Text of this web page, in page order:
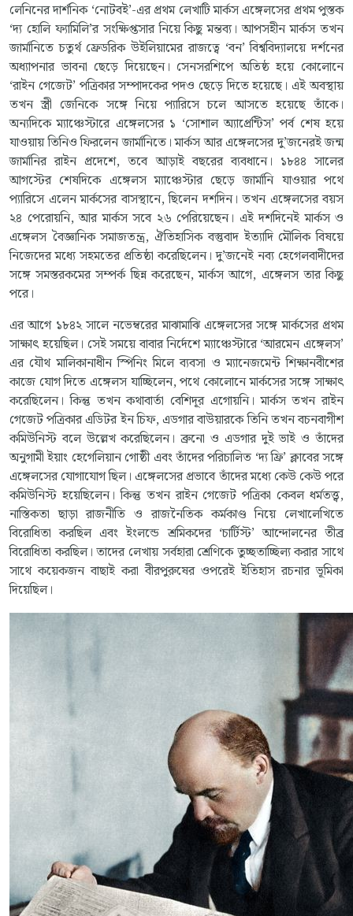
লেনিনের দার্শনিক ‘নোটবই’-এর প্রথম লেখাটি মার্কস এঙ্গেলসের প্রথম পুস্তক
‘দ্য হোলি ফ্যামিলি’র সংক্ষিপ্তসার নিয়ে কিছু মন্তব্য। আপসহীন মার্কস তখন
জার্মানিতে চতুর্থ ফ্রেডরিক উইলিয়ামের রাজত্বে ‘বন’ বিশ্ববিদ্যালয়ে দর্শনের
অধ্যাপনার ভাবনা ছেড়ে দিয়েছেন। সেনসরশিপে অতিষ্ঠ হয়ে কোলোনে
‘রাইন গেজেট’ পত্রিকার সম্পাদকের পদও ছেড়ে দিতে হয়েছে। এই অবস্থায়
তখন স্ত্রী জেনিকে সঙ্গে নিয়ে প্যারিসে চলে আসতে হয়েছে তাঁকে।
অন্যদিকে ম্যাঞ্চেস্টারে এঙ্গেলসের ১ ‘সোশাল অ্যাপ্রেন্টিস’ পর্ব শেষ হয়ে
যাওয়ায় তিনিও ফিরলেন জার্মানিতে। মার্কস আর এঙ্গেলসের দু’জনেরই জন্ম
জার্মানির রাইন প্রদেশে, তবে আড়াই বছরের ব্যবধানে। ১৮৪৪ সালের
আগস্টের শেষদিকে এঙ্গেলস ম্যাঞ্চেস্টার ছেড়ে জার্মানি যাওয়ার পথে
প্যারিসে এলেন মার্কসের বাসস্থানে, ছিলেন দশদিন। তখন এঙ্গেলসের বয়স
২৪ পেরোয়নি, আর মার্কস সবে ২৬ পেরিয়েছেন। এই দশদিনেই মার্কস ও
এঙ্গেলস বৈজ্ঞানিক সমাজতন্ত্র, ঐতিহাসিক বস্তুবাদ ইত্যাদি মৌলিক বিষয়ে
নিজেদের মধ্যে সহমতের প্রতিষ্ঠা করেছিলেন। দু’জনেই নব্য হেগেলবাদীদের
সঙ্গে সমস্তরকমের সম্পর্ক ছিন্ন করেছেন, মার্কস আগে, এঙ্গেলস তার কিছু
পরে।
এর আগে ১৮৪২ সালে নভেম্বরের মাঝামাঝি এঙ্গেলসের সঙ্গে মার্কসের প্রথম
সাক্ষাৎ হয়েছিল। সেই সময়ে বাবার নির্দেশে ম্যাঞ্চেস্টারে ‘আরমেন এঙ্গেলস’
এর যৌথ মালিকানাধীন স্পিনিং মিলে ব্যবসা ও ম্যানেজমেন্ট শিক্ষানবীশের
কাজে যোগ দিতে এঙ্গেলস যাচ্ছিলেন, পথে কোলোনে মার্কসের সঙ্গে সাক্ষাৎ
করেছিলেন। কিন্তু তখন কথাবার্তা বেশিদূর এগোয়নি। মার্কস তখন রাইন
গেজেট পত্রিকার এডিটর ইন চিফ, এডগার বাউয়ারকে তিনি তখন বচনবাগীশ
কমিউনিস্ট বলে উল্লেখ করেছিলেন। ব্রুনো ও এডগার দুই ভাই ও তাঁদের
অনুগামী ইয়াং হেগেলিয়ান গোষ্ঠী এবং তাঁদের পরিচালিত ‘দ্য ফ্রি’ ক্লাবের সঙ্গে
এঙ্গেলসের যোগাযোগ ছিল। এঙ্গেলসের প্রভাবে তাঁদের মধ্যে কেউ কেউ পরে
কমিউনিস্ট হয়েছিলেন। কিন্তু তখন রাইন গেজেট পত্রিকা কেবল ধর্মতত্ত্ব,
নাস্তিকতা ছাড়া রাজনীতি ও রাজনৈতিক কর্মকাণ্ড নিয়ে লেখালেখিতে
বিরোধিতা করছিল এবং ইংলন্ডে শ্রমিকদের ‘চার্টিস্ট’ আন্দোলনের তীব্র
বিরোধিতা করছিল। তাদের লেখায় সর্বহারা শ্রেণিকে তুচ্ছতাচ্ছিল্য করার সাথে
সাথে কয়েকজন বাছাই করা বীরপুরুষের ওপরেই ইতিহাস রচনার ভূমিকা
দিয়েছিল।